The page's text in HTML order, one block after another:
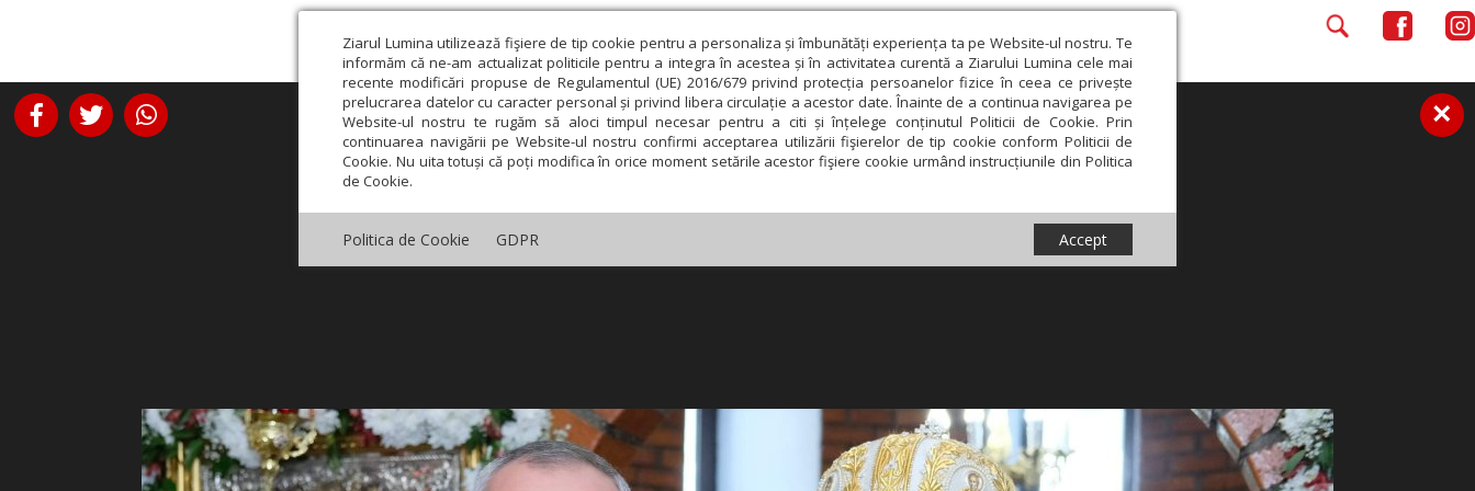
Ziarul Lumina utilizează fişiere de tip cookie pentru a personaliza și îmbunătăți experiența ta pe Website-ul nostru. Te
informăm că ne-am actualizat politicile pentru a integra în acestea și în activitatea curentă a Ziarului Lumina cele mai
recente modificări propuse de Regulamentul (UE) 2016/679 privind protecția persoanelor fizice în ceea ce privește
prelucrarea datelor cu caracter personal și privind libera circulație a acestor date. Înainte de a continua navigarea pe
Website-ul nostru te rugăm să aloci timpul necesar pentru a citi și înțelege conținutul Politicii de Cookie. Prin
continuarea navigării pe Website-ul nostru confirmi acceptarea utilizării fişierelor de tip cookie conform Politicii de
Cookie. Nu uita totuși că poți modifica în orice moment setările acestor fişiere cookie urmând instrucțiunile din Politica
de Cookie.
Politica de Cookie GDPR Accept
×